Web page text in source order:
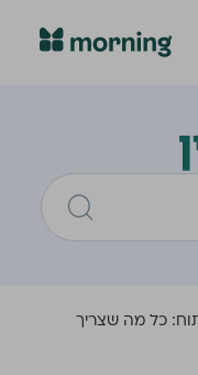
כל מה שצריך